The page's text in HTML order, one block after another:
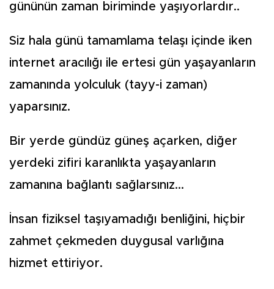
gününün zaman biriminde yaşıyorlardır..
Siz hala günü tamamlama telaşı içinde iken
internet aracılığı ile ertesi gün yaşayanların
zamanında yolculuk (tayy-i zaman)
yaparsınız.
Bir yerde gündüz güneş açarken, diğer
yerdeki zifiri karanlıkta yaşayanların
zamanına bağlantı sağlarsınız...
İnsan fiziksel taşıyamadığı benliğini, hiçbir
zahmet çekmeden duygusal varlığına
hizmet ettiriyor.